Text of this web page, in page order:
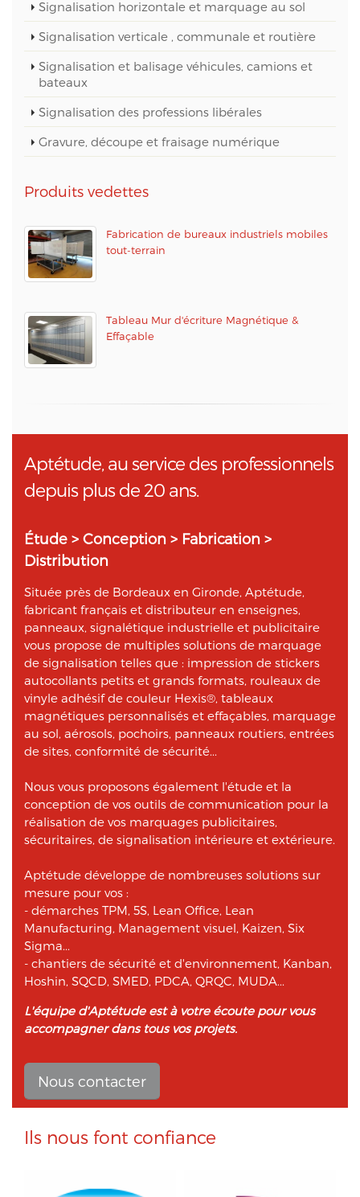
Signalisation horizontale et marquage au sol
Signalisation verticale , communale et routière
Signalisation et balisage véhicules, camions et
bateaux
Signalisation des professions libérales
Gravure, découpe et fraisage numérique
Produits vedettes
Fabrication de bureaux industriels mobiles
tout-terrain
Tableau Mur d'écriture Magnétique &
Effaçable
Aptétude, au service des professionnels
depuis plus de 20 ans.
Étude > Conception > Fabrication >
Distribution
Située près de Bordeaux en Gironde, Aptétude,
fabricant français et distributeur en enseignes,
panneaux, signalétique industrielle et publicitaire
vous propose de multiples solutions de marquage
de signalisation telles que : impression de stickers
autocollants petits et grands formats, rouleaux de
vinyle adhésif de couleur Hexis®, tableaux
magnétiques personnalisés et effaçables, marquage
au sol, aérosols, pochoirs, panneaux routiers, entrées
de sites, conformité de sécurité...
Nous vous proposons également l'étude et la
conception de vos outils de communication pour la
réalisation de vos marquages publicitaires,
sécuritaires, de signalisation intérieure et extérieure.
Aptétude développe de nombreuses solutions sur
mesure pour vos :
- démarches TPM, 5S, Lean Office, Lean
Manufacturing, Management visuel, Kaizen, Six
Sigma...
- chantiers de sécurité et d'environnement, Kanban,
Hoshin, SQCD, SMED, PDCA, QRQC, MUDA...
L'équipe d'Aptétude est à votre écoute pour vous
accompagner dans tous vos projets.
Nous contacter
Ils nous font confiance